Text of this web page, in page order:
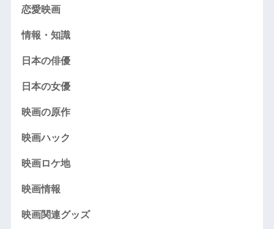
恋愛映画
情報・知識
日本の俳優
日本の女優
映画の原作
映画ハック
映画ロケ地
映画情報
映画関連グッズ